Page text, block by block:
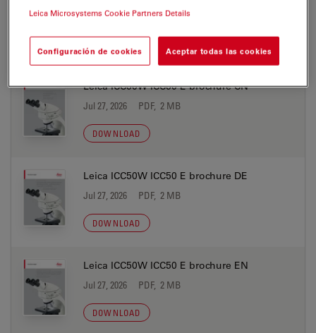
Jul 27, 2026 PDF, 752 KB
Leica ICC50W ICC50 E brochure CN
Jul 27, 2026 PDF, 2 MB
DOWNLOAD
Leica ICC50W ICC50 E brochure DE
Jul 27, 2026 PDF, 2 MB
DOWNLOAD
Leica ICC50W ICC50 E brochure EN
Jul 27, 2026 PDF, 2 MB
DOWNLOAD
Leica Microsystems Cookie Partners Details
Configuración de cookies Aceptar todas las cookies